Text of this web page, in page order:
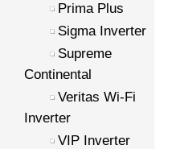
Prima Plus
Sigma Inverter
Supreme
Continental
Veritas Wi-Fi
Inverter
VIP Inverter